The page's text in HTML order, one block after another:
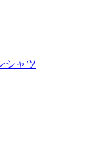
シャツ